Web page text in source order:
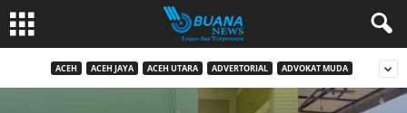
ACEH ACEH JAYA ACEH UTARA ADVERTORIAL ADVOKAT MUDA